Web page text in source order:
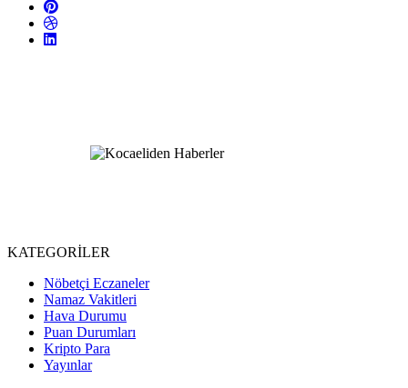
KATEGORİLER
Nöbetçi Eczaneler
Namaz Vakitleri
Hava Durumu
Puan Durumları
Kripto Para
Yayınlar